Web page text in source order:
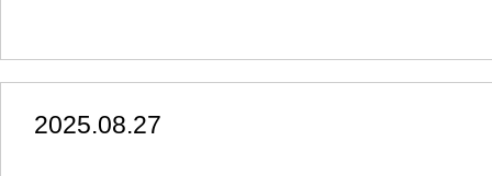
2025.08.27